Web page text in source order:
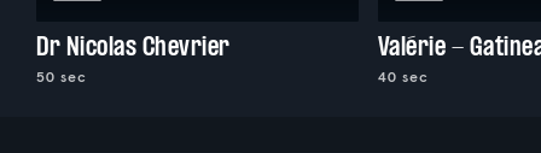
Dr Nicolas Chevrier
50 sec
Valérie -
40 sec